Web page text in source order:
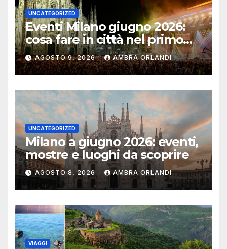
UNCATEGORIZED
Eventi Milano giugno 2026:
cosa fare in città nel primo
mese d’estate
AGOSTO 9, 2026 AMBRA ORLANDI
UNCATEGORIZED
Milano a giugno 2026: eventi,
mostre e luoghi da scoprire
AGOSTO 8, 2026 AMBRA ORLANDI
VIAGGI